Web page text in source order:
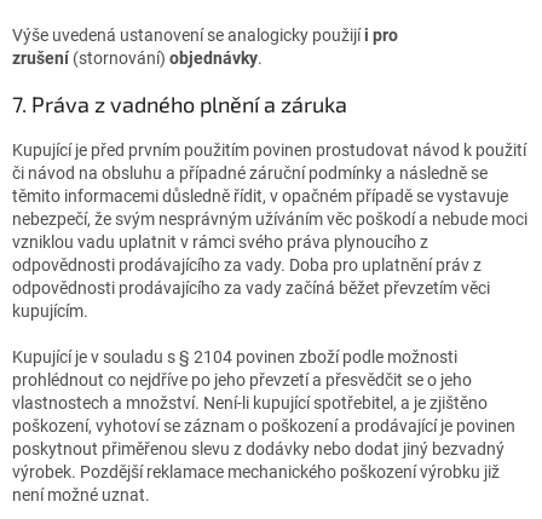
Výše uvedená ustanovení se analogicky použijíi pro
zrušení (stornování) objednávky.
7. Práva z vadného plnění a záruka
Kupující je před prvním použitím povinen prostudovat návod k použití
či návod na obsluhu a případné záruční podmínky a následně se
těmito informacemi důsledně řídit, v opačném případě se vystavuje
nebezpečí, že svým nesprávným užíváním věc poškodí a nebude moci
vzniklou vadu uplatnit v rámci svého práva plynoucího z
odpovědnosti prodávajícího za vady. Doba pro uplatnění práv z
odpovědnosti prodávajícího za vady začíná běžet převzetím věci
kupujícím.
Kupující je v souladu s § 2104 povinen zboží podle možnosti
prohlédnout co nejdříve po jeho převzetí a přesvědčit se o jeho
vlastnostech a množství. Není-li kupující spotřebitel, a je zjištěno
poškození, vyhotoví se záznam o poškození a prodávající je povinen
poskytnout přiměřenou slevu z dodávky nebo dodat jiný bezvadný
výrobek. Pozdější reklamace mechanického poškození výrobku již
není možné uznat.